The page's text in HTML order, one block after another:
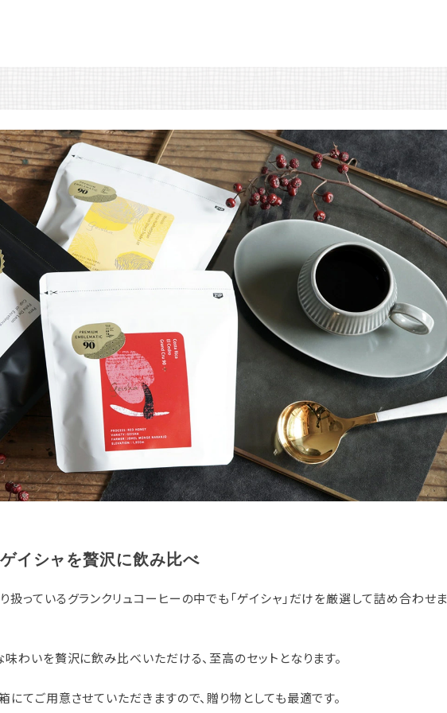
イシャを贅沢に飲み比べ
っているグランクリュコーヒーの中でも「ゲイシャ」だけを厳選して詰め合わせま
わいを贅沢に飲み比べいただける、至高のセットとなります。
てご用意させていただきますので、贈り物としても最適です。